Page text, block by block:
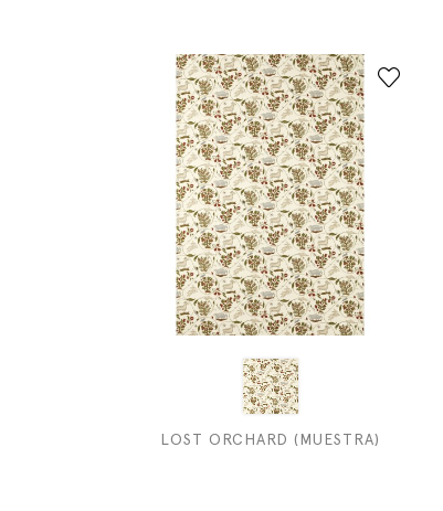
LOST ORCHARD (MUESTRA)